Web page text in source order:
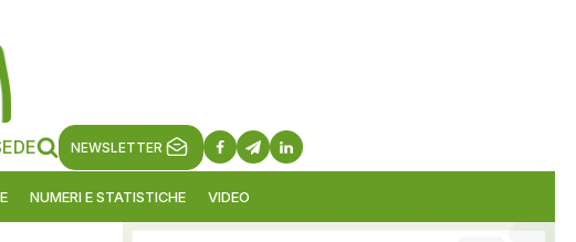
NEWSLETTER
NUMERI E STATISTICHE VIDEO